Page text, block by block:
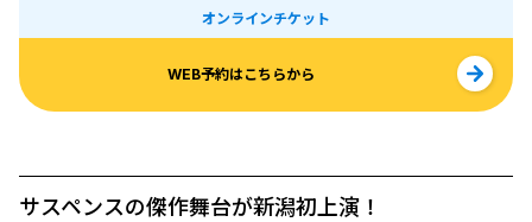
オンラインチケット
WEB予約はこちらから
サスペンスの傑作舞台が新潟初上演！